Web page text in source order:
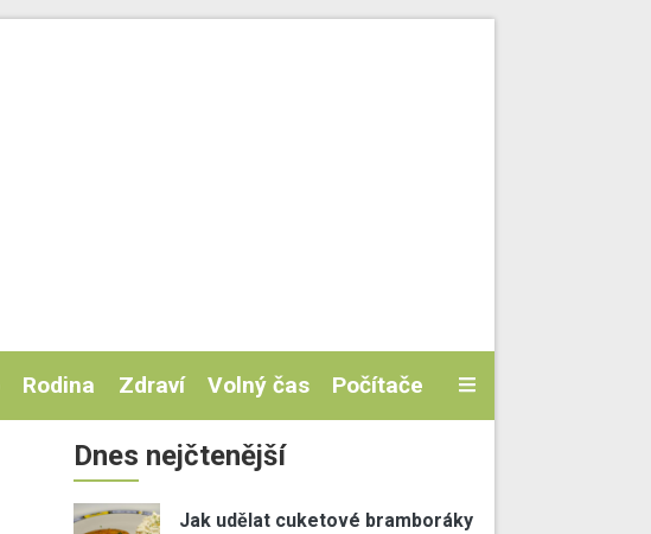
Rodina Zdraví Volný čas Počítače
Dnes nejčtenější
Jak udělat cuketové bramboráky